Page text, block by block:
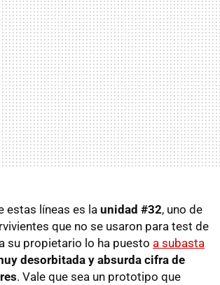
estas líneas es la unidad #32, uno de
que no se usaron para test de
su propietario lo ha puesto a subasta
desorbitada y absurda cifra de
. Vale que sea un prototipo que